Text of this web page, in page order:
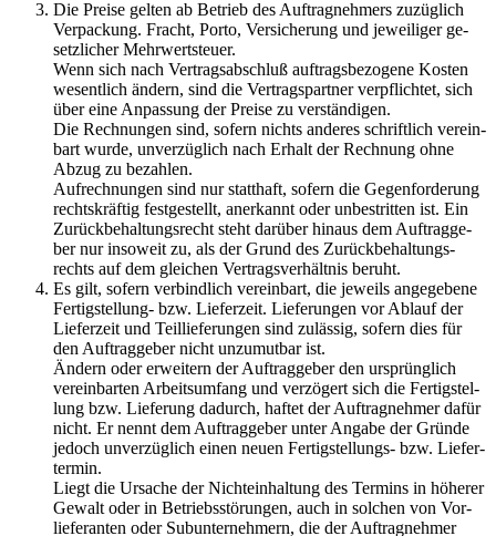
Die Prei­se gel­ten ab Be­trieb des Auf­trag­neh­mers zu­züg­lich
Ver­pa­ckung. Fracht, Porto, Ver­si­che­rung und je­wei­li­ger ge­
setz­li­cher Mehr­wert­steu­er.
Wenn sich nach Ver­trags­ab­schluß auf­trags­be­zo­ge­ne Kos­ten
we­sent­lich än­dern, sind die Ver­trags­part­ner ver­pflich­tet, sich
über eine An­pas­sung der Prei­se zu ver­stän­di­gen.
Die Rech­nun­gen sind, so­fern nichts an­de­res schrift­lich ver­ein­
bart wurde, un­ver­züg­lich nach Er­halt der Rech­nung ohne
Abzug zu be­zah­len.
Auf­rech­nun­gen sind nur statt­haft, so­fern die Ge­gen­for­de­rung
rechts­kräf­tig fest­ge­stellt, an­er­kannt oder un­be­strit­ten ist. Ein
Zu­rück­be­hal­tungs­recht steht dar­über hin­aus dem Auf­trag­ge­
ber nur in­so­weit zu, als der Grund des Zu­rück­be­hal­tungs­
rechts auf dem glei­chen Ver­trags­ver­hält­nis be­ruht.
Es gilt, so­fern ver­bind­lich ver­ein­bart, die je­weils an­ge­ge­be­ne
Fer­tig­stel­lung- bzw. Lie­fer­zeit. Lie­fe­run­gen vor Ab­lauf der
Lie­fer­zeit und Teil­lie­fe­run­gen sind zu­läs­sig, so­fern dies für
den Auf­trag­ge­ber nicht un­zu­mut­bar ist.
Än­dern oder er­wei­tern der Auf­trag­ge­ber den ur­sprüng­lich
ver­ein­bar­ten Ar­beits­um­fang und ver­zö­gert sich die Fer­tig­stel­
lung bzw. Lie­fe­rung da­durch, haf­tet der Auf­trag­neh­mer dafür
nicht. Er nennt dem Auf­trag­ge­ber unter An­ga­be der Grün­de
je­doch un­ver­züg­lich einen neuen Fer­tig­stel­lungs- bzw. Lie­fer­
ter­min.
Liegt die Ur­sa­che der Nicht­ein­hal­tung des Ter­mins in hö­he­rer
Ge­walt oder in Be­triebs­stö­run­gen, auch in sol­chen von Vor­
lie­fe­ran­ten oder Sub­un­ter­neh­mern, die der Auf­trag­neh­mer